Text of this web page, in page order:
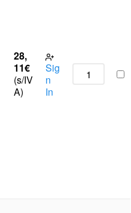
28,
11€
(s/IV
A)
Sig
n
In